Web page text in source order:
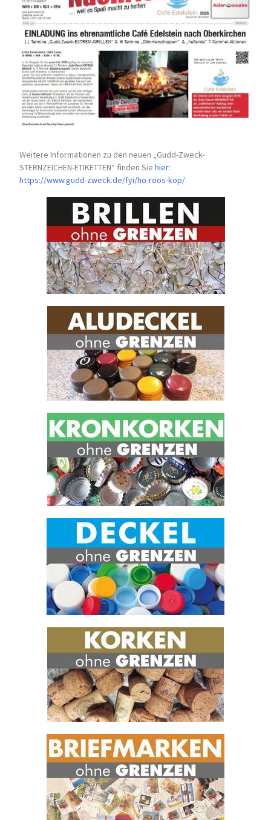
Weitere Informationen zu den neuen „Gudd-Zweck-
STERNZEICHEN-ETIKETTEN“ finden Siehier:
https://www.gudd-zweck.de/fyi/ho-roos-kop/